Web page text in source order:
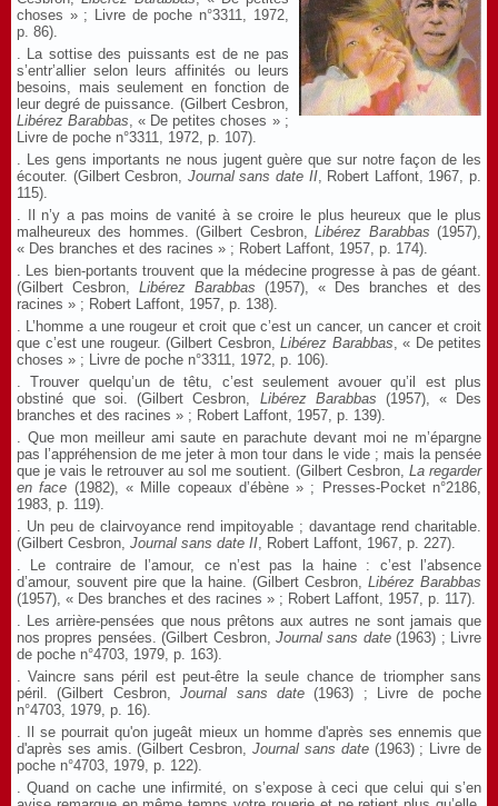
choses » ; Livre de poche n°3311, 1972,
p. 86).
. La sottise des puissants est de ne pas
s’entr’allier selon leurs affinités ou leurs
besoins, mais seulement en fonction de
leur degré de puissance. (Gilbert Cesbron,
Libérez Barabbas, « De petites choses » ;
Livre de poche n°3311, 1972, p. 107).
. Les gens importants ne nous jugent guère que sur notre façon de les
écouter. (Gilbert Cesbron, Journal sans date II, Robert Laffont, 1967, p.
115).
. Il n’y a pas moins de vanité à se croire le plus heureux que le plus
malheureux des hommes. (Gilbert Cesbron,Libérez Barabbas (1957),
« Des branches et des racines » ; Robert Laffont, 1957, p. 174).
. Les bien-portants trouvent que la médecine progresse à pas de géant.
(Gilbert Cesbron, Libérez Barabbas (1957), « Des branches et des
racines » ; Robert Laffont, 1957, p. 138).
. L’homme a une rougeur et croit que c’est un cancer, un cancer et croit
que c’est une rougeur. (Gilbert Cesbron, Libérez Barabbas, « De petites
choses » ; Livre de poche n°3311, 1972, p. 106).
. Trouver quelqu’un de têtu, c’est seulement avouer qu’il est plus
obstiné que soi. (Gilbert Cesbron, Libérez Barabbas (1957), « Des
branches et des racines » ; Robert Laffont, 1957, p. 139).
. Que mon meilleur ami saute en parachute devant moi ne m’épargne
pas l’appréhension de me jeter à mon tour dans le vide ; mais la pensée
que je vais le retrouver au sol me soutient. (Gilbert Cesbron, La regarder
en face (1982), « Mille copeaux d’ébène » ; Presses-Pocket n°2186,
1983, p. 119).
. Un peu de clairvoyance rend impitoyable ; davantage rend charitable.
(Gilbert Cesbron, Journal sans date II, Robert Laffont, 1967, p. 227).
. Le contraire de l’amour, ce n’est pas la haine : c’est l’absence
d’amour, souvent pire que la haine. (Gilbert Cesbron, Libérez Barabbas
(1957), « Des branches et des racines » ; Robert Laffont, 1957, p. 117).
. Les arrière-pensées que nous prêtons aux autres ne sont jamais que
nos propres pensées. (Gilbert Cesbron, Journal sans date(1963) ; Livre
de poche n°4703, 1979, p. 163).
. Vaincre sans péril est peut-être la seule chance de triompher sans
péril. (Gilbert Cesbron,Journal sans date (1963) ; Livre de poche
n°4703, 1979, p. 16).
. Il se pourrait qu'on jugeât mieux un homme d'après ses ennemis que
d'après ses amis. (Gilbert Cesbron,Journal sans date(1963) ; Livre de
poche n°4703, 1979, p. 122).
. Quand on cache une infirmité, on s’expose à ceci que celui qui s’en